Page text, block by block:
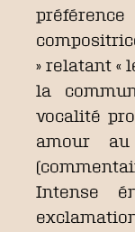
» relatant «
la
vocalité
amour
Intense